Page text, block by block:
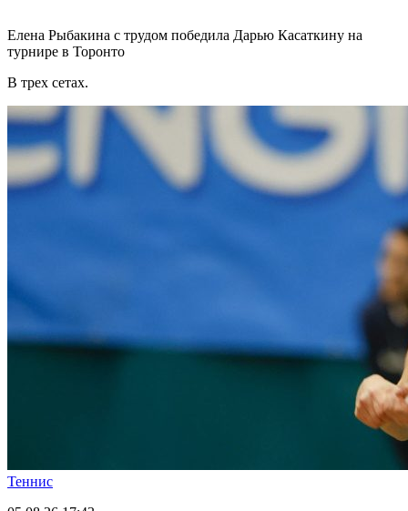
Елена Рыбакина с трудом победила Дарью Касаткину на
турнире в Торонто
В трех сетах.
Теннис